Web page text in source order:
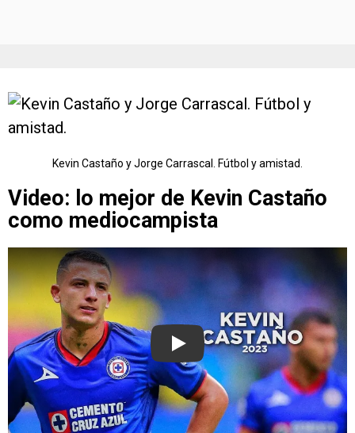
Kevin Castaño y Jorge Carrascal. Fútbol y amistad.
Video: lo mejor de Kevin Castaño
como mediocampista
Play